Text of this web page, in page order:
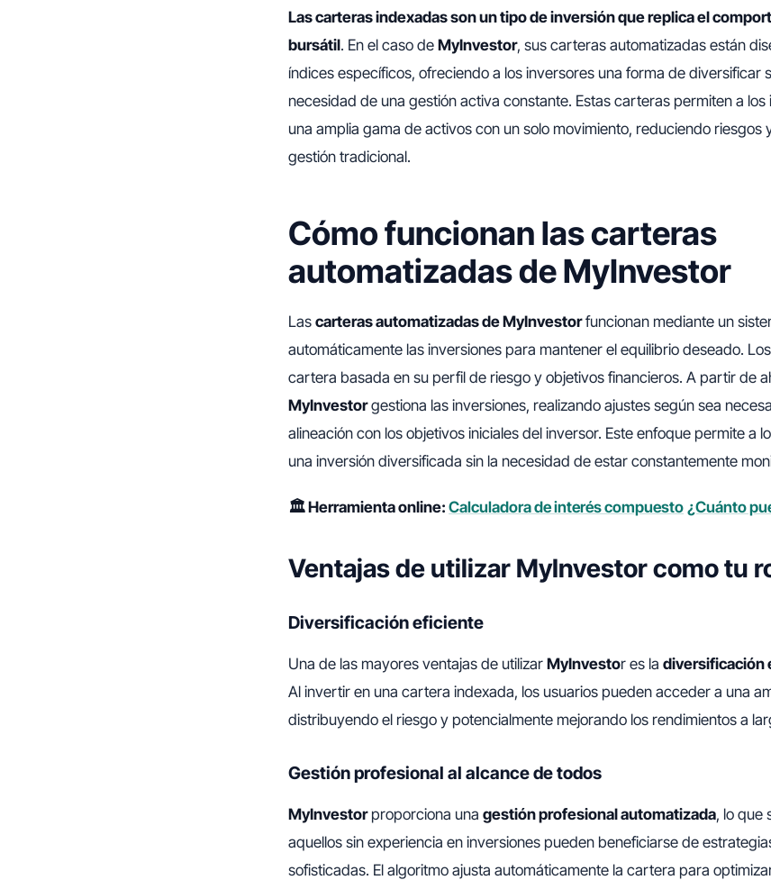
Las carteras indexadas son un tipo de inversión que replica el
bursátil. En el caso de MyInvestor, sus carteras automatizadas están
índices específicos, ofreciendo a los inversores una forma de diversificar
necesidad de una gestión activa constante. Estas carteras permiten a
una amplia gama de activos con un solo movimiento, reduciendo riesgos
gestión tradicional.
Cómo funcionan las carteras
automatizadas de MyInvestor
Las carteras automatizadas de MyInvestorfuncionan mediante un
automáticamente las inversiones para mantener el equilibrio deseado.
cartera basada en su perfil de riesgo y objetivos financieros. A partir de
MyInvestorgestiona las inversiones, realizando ajustes según sea
alineación con los objetivos iniciales del inversor. Este enfoque permite a
una inversión diversificada sin la necesidad de estar constantemente
🏛️ Herramienta online: Calculadora de interés compuesto ¿Cuánto
Ventajas de utilizar MyInvestor como tu
Diversificación eficiente
Una de las mayores ventajas de utilizar MyInvestor es la diversificación
Al invertir en una cartera indexada, los usuarios pueden acceder a una
distribuyendo el riesgo y potencialmente mejorando los rendimientos a
Gestión profesional al alcance de todos
MyInvestorproporciona una gestión profesional automatizada, lo que
aquellos sin experiencia en inversiones pueden beneficiarse de
sofisticadas. El algoritmo ajusta automáticamente la cartera para